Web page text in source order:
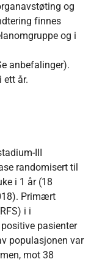
og
finnes
og i
anbefalinger).
ett år.
III
randomisert til
i 1 år (18
Primært
i i
pasienter
populasjonen var
mot 38